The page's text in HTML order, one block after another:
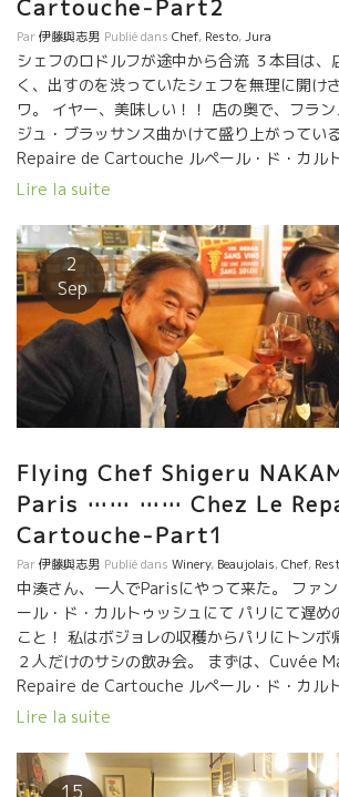
Cartouche-Part2
Par伊藤與志男 Publié dans Chef, Resto,Jura
シェフのロドルフが途中から合流 ３本目は、
く、出すのを渋っていたシェフを無理に開け
ワ。 イヤー、美味しい！！ 店の奥で、フラ
ジュ・ブラッサンス曲かけて盛り上がってい
Repaire de Cartouche ルペール・ド・カル
Bunon葡呑になった。 シゲルとロドルフがパ
トだった。 ありがとうNakaさん。Rodolphe
のイヴェントの話しができたのが嬉しい！！
Lire la suite
2
Sep
Flying Chef Shigeru
Paris …… …… Chez Le
Cartouche-Part1
Par伊藤與志男 Publié dans Winery, Beaujolais,Chef,
中湊さん、一人でParisにやって来た。 フ
ール・ド・カルトゥッシュにて パリにて遅め
こと！ 私はボジョレの収穫からパリにトンボ
２人だけのサシの飲み会。 まずは、Cuvée
Repaire de Cartouche ルペール・ド・カル
Terrine Canard カモのテリーヌ。 私は３５度
のシェフ・ロドルフの義兄弟のRené-Jean
さんはTartare de Boeuf タルタール・ド・
Lire la suite
15